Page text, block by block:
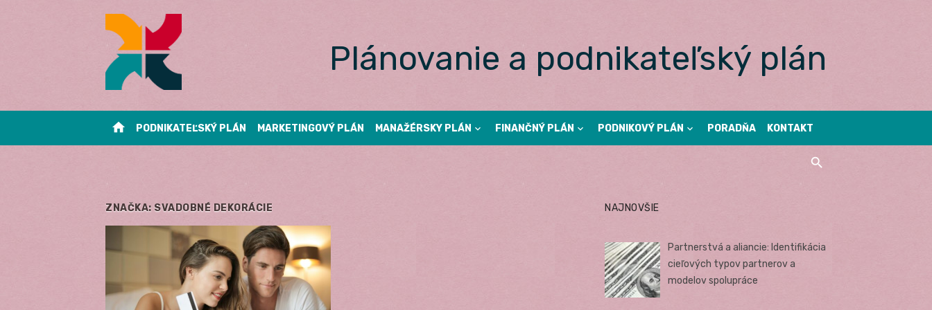
Plánovanie a podnikateľský plán
home PODNIKATEĽSKÝ PLÁN MARKETINGOVÝ PLÁN MANAŽÉRSKY PLÁN FINANČNÝ PLÁN PODNIKOVÝ PLÁN PORADŇA KONTAKT
ZNAČKA: SVADOBNÉ DEKORÁCIE NAJNOVŠIE
Partnerstvá a aliancie: Identifikácia
cieľových typov partnerov a
modelov spolupráce